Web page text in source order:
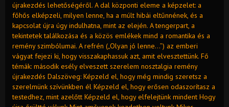
újrakezdés lehetőségéről. A dal központi eleme a képzelet: a
főhős elképzeli, milyen lenne, ha a múlt hibái eltűnnének, és a
kapcsolat újra úgy indulhatna, mint az elején. A tengerpart, a
tekintetek találkozása és a közös emlékek mind a romantika és a
remény szimbólumai. A refrén („Olyan jó lenne…”) az emberi
vágyat fejezi ki, hogy visszakaphassuk azt, amit elvesztettünk. Fő
témák: második esély elveszett szerelem nosztalgia remény
újrakezdés Dalszöveg: Képzeld el, hogy még mindig szeretsz a
szerelmünk szívünkben él Képzeld el, hogy erősen odaszorítasz a
testedhez, mint azelőtt Képzeld el, hogy elfelejtünk mindent Hogy